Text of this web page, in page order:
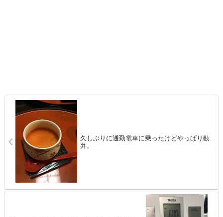
久しぶりに通勤電車に乗ったけどやっぱり勘
弁。